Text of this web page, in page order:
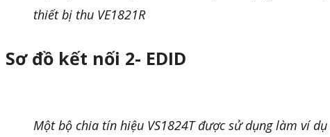
thiết bị thu VE1821R
Sơ đồ kết nối 2- EDID
Một bộ chia tín hiệu VS1824T được sử dụng làm ví